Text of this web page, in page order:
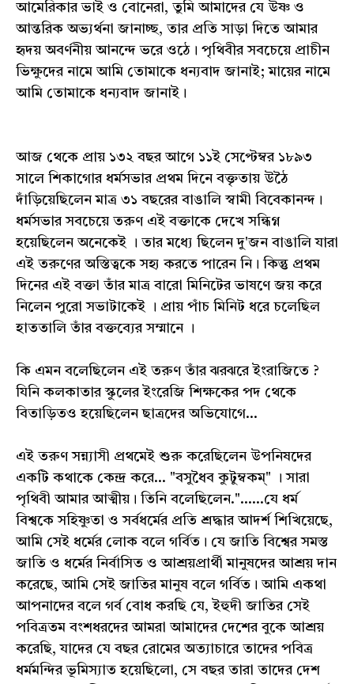
আমেরিকার ভাই ও বোনেরা, তুমি আমাদের যে উষ্ণ ও
আন্তরিক অভ্যর্থনা জানাচ্ছ, তার প্রতি সাড়া দিতে আমার
হৃদয় অবর্ণনীয় আনন্দে ভরে ওঠে। পৃথিবীর সবচেয়ে প্রাচীন
ভিক্ষুদের নামে আমি তোমাকে ধন্যবাদ জানাই; মায়ের নামে
আমি তোমাকে ধন্যবাদ জানাই।
আজ থেকে প্রায় ১৩২ বছর আগে ১১ই সেপ্টেম্বর ১৮৯৩
সালে শিকাগোর ধর্মসভার প্রথম দিনে বক্তৃতায় উঠৈ
দাঁড়িয়েছিলেন মাত্র ৩১ বছরের বাঙালি স্বামী বিবেকানন্দ।
ধর্মসভার সবচেয়ে তরুণ এই বক্তাকে দেখে সন্ধিগ্ন
হয়েছিলেন অনেকেই । তার মধ্যে ছিলেন দু'জন বাঙালি যারা
এই তরুণের অস্তিত্বকে সহ্য করতে পারেন নি। কিন্তু প্রথম
দিনের এই বক্তা তাঁর মাত্র বারো মিনিটের ভাষণে জয় করে
নিলেন পুরো সভাটাকেই । প্রায় পাঁচ মিনিট ধরে চলেছিল
হাততালি তাঁর বক্তব্যের সম্মানে ।
কি এমন বলেছিলেন এই তরুণ তাঁর ঝরঝরে ইংরাজিতে ?
যিনি কলকাতার স্কুলের ইংরেজি শিক্ষকের পদ থেকে
বিতাড়িতও হয়েছিলেন ছাত্রদের অভিযোগে...
এই তরুণ সন্ন্যাসী প্রথমেই শুরু করেছিলেন উপনিষদের
একটি কথাকে কেন্দ্র করে... "বসুধৈব কুটুম্বকম্" । সারা
পৃথিবী আমার আত্মীয়। তিনি বলেছিলেন."......যে ধর্ম
বিশ্বকে সহিষ্ণুতা ও সর্বধর্মের প্রতি শ্রদ্ধার আদর্শ শিখিয়েছে,
আমি সেই ধর্মের লোক বলে গর্বিত। যে জাতি বিশ্বের সমস্ত
জাতি ও ধর্মের নির্বাসিত ও আশ্রয়প্রার্থী মানুষদের আশ্রয় দান
করেছে, আমি সেই জাতির মানুষ বলে গর্বিত। আমি একথা
আপনাদের বলে গর্ব বোধ করছি যে, ইহুদী জাতির সেই
পবিত্রতম বংশধরদের আমরা আমাদের দেশের বুকে আশ্রয়
করেছি, যাদের যে বছর রোমের অত্যাচারে তাদের পবিত্র
ধর্মমন্দির ভূমিস্যাত হয়েছিলো, সে বছর তারা তাদের দেশ